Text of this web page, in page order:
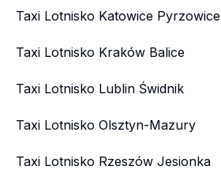
Taxi Lotnisko Katowice Pyrzowice
Taxi Lotnisko Kraków Balice
Taxi Lotnisko Lublin Świdnik
Taxi Lotnisko Olsztyn-Mazury
Taxi Lotnisko Rzeszów Jesionka